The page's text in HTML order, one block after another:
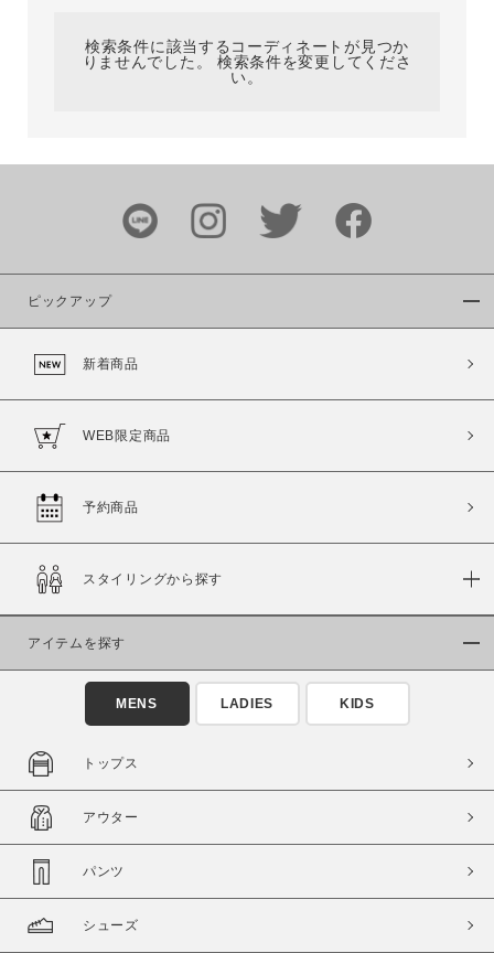
ブランド
カラー
商品タイプ
通常商品
セール価格 WEB限定
在庫
在庫あり
検索条件に該当するコーディネートが見つか
りませんでした。 検索条件を変更してくださ
い。
ピックアップ
新着商品
WEB限定商品
予約商品
スタイリングから探す
アイテムを探す
MENS LADIES KIDS
トップス
アウター
パンツ
シューズ